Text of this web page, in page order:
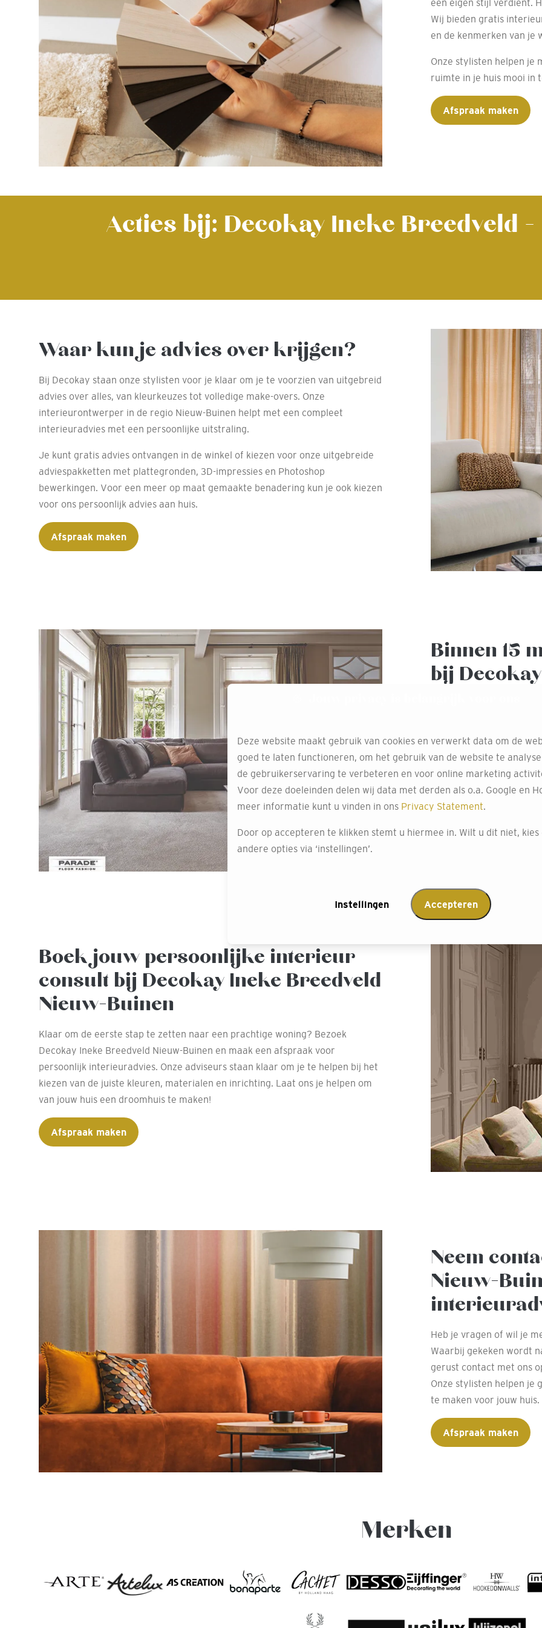
een eigen stijl verdient.
Wij bieden gratis
en de kenmerken van je
Onze stylisten helpen je
ruimte in je huis mooi in
Afspraak maken
Acties bij: Decokay Ineke Breedveld
Waar kun je advies over krijgen?
Bij Decokay staan onze stylisten voor je klaar om je te voorzien van uitgebreid
advies over alles, van kleurkeuzes tot volledige make-overs. Onze
interieurontwerper in de regio Nieuw-Buinen helpt met een compleet
interieuradvies met een persoonlijke uitstraling.
Je kunt gratis advies ontvangen in de winkel of kiezen voor onze uitgebreide
adviespakketten met plattegronden, 3D-impressies en Photoshop
bewerkingen. Voor een meer op maat gemaakte benadering kun je ook kiezen
voor ons persoonlijk advies aan huis.
Afspraak maken
Binnen 15
bij
denk je na over PVC-
Decokay en ontvang
weergeeft.
Ontdek hier meer over
Afspraak maken
Boek jouw persoonlijke interieur
consult bij Decokay Ineke Breedveld
Nieuw-Buinen
Klaar om de eerste stap te zetten naar een prachtige woning? Bezoek
Decokay Ineke Breedveld Nieuw-Buinen en maak een afspraak voor
persoonlijk interieuradvies. Onze adviseurs staan klaar om je te helpen bij het
kiezen van de juiste kleuren, materialen en inrichting. Laat ons je helpen om
van jouw huis een droomhuis te maken!
Afspraak maken
Neem
Nieuw-
Heb je vragen of wil je
Waarbij gekeken wordt
gerust contact met ons
Onze stylisten helpen je
te maken voor jouw huis.
Afspraak maken
Merken
Deze website maakt gebruik van cookies en verwerkt data om de
goed te laten functioneren, om het gebruik van de website te
de gebruikerservaring te verbeteren en voor online marketing
Voor deze doeleinden delen wij data met derden als o.a. Google en
meer informatie kunt u vinden in ons Privacy Statement.
Door op accepteren te klikken stemt u hiermee in. Wilt u dit niet, kies
andere opties via ‘instellingen’.
Instellingen Accepteren